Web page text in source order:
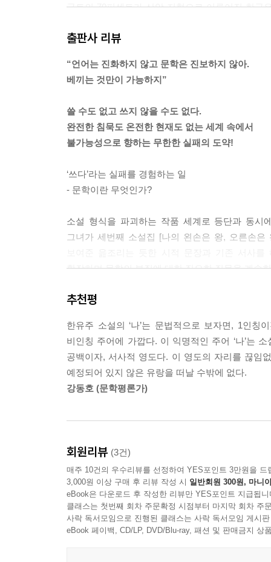
국토의 70퍼센트가 산악 지형으로 이루어진 한국
떠 있는 것을 볼 수 있었다. 물에 잠기지 않은 가느
---'인력입니까, 척력입니까' 중에서
출판사 리뷰
“언어는 진화하지 않고 문학은 진보하지 않아.
베끼는 것만이 가능하지”
쓸 수도 없고 쓰지 않을 수도 없다.
완전한 침묵도 온전한 현재도 없는 세계 속에서
불가능성으로 향하는 무한한 실패의 도약!
‘쓰다’라는 실패를 경험하는 일
- 문학이란 무엇인가?
소설 형식을 파괴하는 작품 세계로 등단과 동시
그녀가 세번째 소설집 [나의 왼손은 왕, 오른손
확장하며 문학의 본질에 대한 집요한 질문을 계속
그들의 대화를 그대로 옮겨 적는 것은, 차용이
여러분은 모두, 남의 입을 빌려 말을 배웠으니,
그러므로 나는 다시 시작한다.
(/ '자연사 박물관' 중에서)
이번 소설집에서 한유주는 글쓰기를 일종의 받
있는 행위’ 자체를 독자에게 계속 자각시킨다.
않고, 토마스 베른하르트를 베꼈다는 점에 대해
통해 한유주가 말하려는 것은 무엇인가?
그런데, 누군가를 베끼지는 마, 너는 너 자신을 쓸
말을 따라하며 언어를 익혔어, 누군가의 문장을
추천평
한유주 소설의 ‘나’는 문법적으로 보자면, 1인
비인칭 주어에 가깝다. 이 익명적인 주어 ‘나’는
공백이자, 서사적 영도다. 이 영도의 자리를 끊임
예정되어 있지 않은 유랑을 떠날 수밖에 없다.
강동호 (문학평론가)
회원리뷰 (3건)
매주 10건의 우수리뷰를 선정하여 YES포인트 3만원을 드
3,000원 이상 구매 후 리뷰 작성 시 일반회원 300원, 마니
eBook은 다운로드 후 작성한 리뷰만 YES포인트 지급됩니
클래스는 첫번째 회차 주문확정 시점부터 마지막 회차 주
사락 독서모임으로 진행된 클래스는 사락 독서모임 게시
eBook 페이백, CD/LP, DVD/Blu-ray, 패션 및 판매금지 상